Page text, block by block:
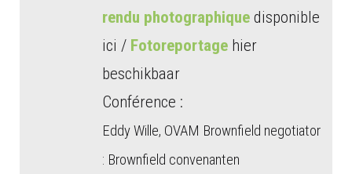
rendu photographique disponible
ici / Fotoreportage hier
beschikbaar
Conférence :
Eddy Wille, OVAM Brownfield negotiator
: Brownfield convenanten